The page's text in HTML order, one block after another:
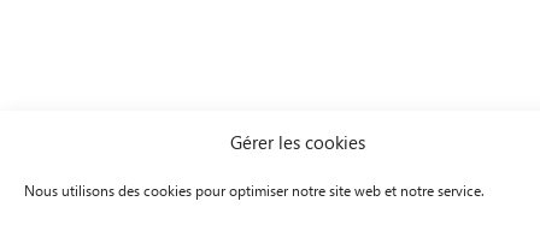
Gérer les cookies
Nous utilisons des cookies pour optimiser notre site web et notre service.